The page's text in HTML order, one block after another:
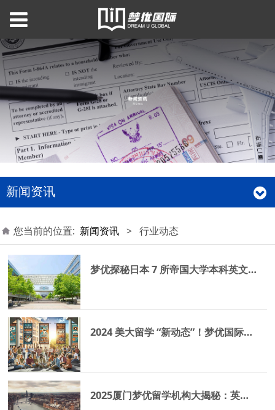
新闻资讯
您当前的位置: 新闻资讯 > 行业动态
梦优探秘日本 7 所帝国大学本科英文项目的神秘面纱
2024 美大留学 “新动态”！梦优国际抢先看
2025厦门梦优留学机构大揭秘：英国留学是大变天还是新机遇？